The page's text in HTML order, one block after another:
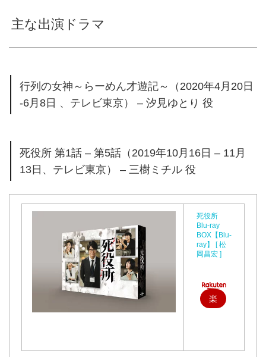
主な出演ドラマ
行列の女神～らーめん才遊記～（2020年4月20日
-6月8日 、テレビ東京） – 汐見ゆとり 役
死役所 第1話 – 第5話（2019年10月16日 – 11月
13日、テレビ東京） – 三樹ミチル 役
死役所
Blu-ray
BOX【Blu-
ray】 [ 松
岡昌宏 ]
楽